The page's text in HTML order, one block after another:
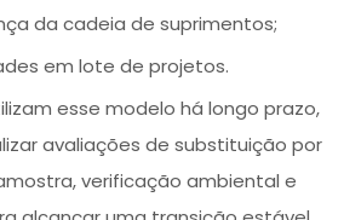
da cadeia de suprimentos;
em lote de projetos.
esse modelo há longo prazo,
avaliações de substituição por
verificação ambiental e